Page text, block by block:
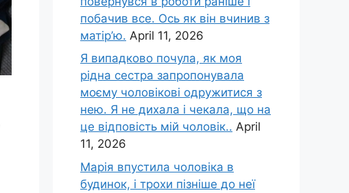
побачив все. Ось як він вчинив з
матір’ю. April 11, 2026
Я випадково почула, як моя
рідна сестра запропонувала
моєму чоловікові одружитися з
нею. Я не дихала і чекала, що на
це відповість мій чоловік.. April
11, 2026
Марія впустила чоловіка в
будинок, і трохи пізніше до неї